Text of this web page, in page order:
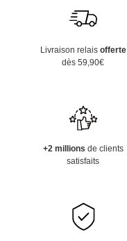
Livraison relais offerte
dès 59,90€
+2 millions de clients
satisfaits